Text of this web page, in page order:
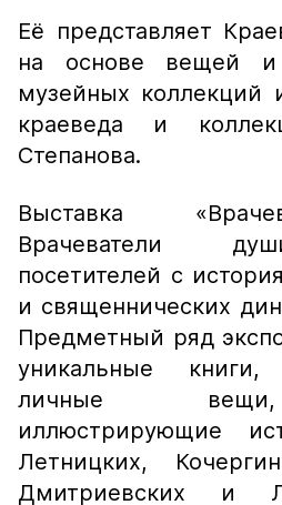
Её представляет
на основе вещей и
музейных коллекций
краеведа и
Степанова.
Выставка
Врачеватели
посетителей с
и священнических
Предметный ряд
уникальные
личные
иллюстрирующие
Летницких,
Дмитриевских и